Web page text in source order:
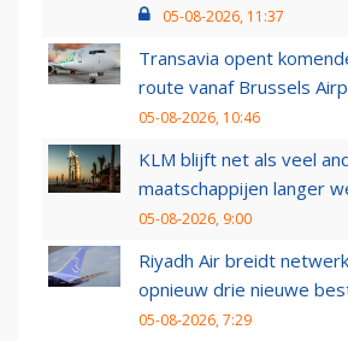
05-08-2026, 11:37
Transavia opent
route vanaf Brussels
05-08-2026, 10:46
KLM blijft net als veel
maatschappijen langer
05-08-2026, 9:00
Riyadh Air breidt
opnieuw drie nieuwe
05-08-2026, 7:29